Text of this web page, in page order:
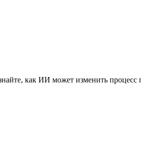
как ИИ может изменить